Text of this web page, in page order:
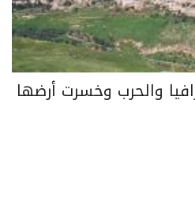
والحرب وخسرت أرضها